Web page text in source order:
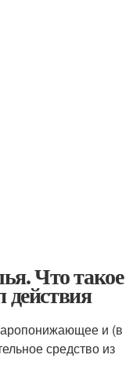
Что такое
и (в
средство из